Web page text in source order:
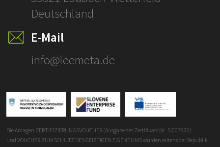
Deutschland
E-Mail
info@leemeta.de
Die Anlagen ZERTIFIZIERUNGSVOUCHER (Ausgabe des Zertifikats Nr. SI007920)
und VOUCHER ZUM SCHUTZ DES GEISTIGEN EIGENTUMS wurden seitens der Republik